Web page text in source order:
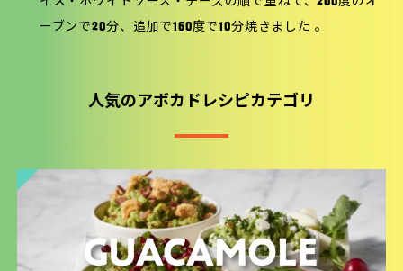
ーブンで20分、追加で160度で10分焼きました 。
人気のアボカドレシピカテゴリ